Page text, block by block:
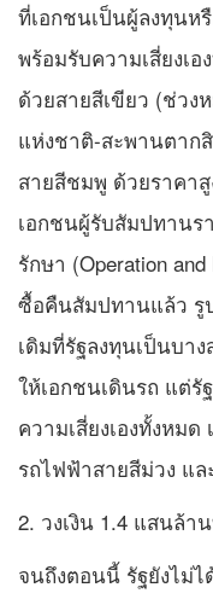
ที่เอกชนเป็นผู้ลงทุนห
พร้อมรับความเสี่ยงเ
ด้วยสายสีเขียว (ช่วง
แห่งชาติ-สะพานตาก
สายสีชมพู ด้วยราคา
เอกชนผู้รับสัมปทานร
รักษา (Operation
ซื้อคืนสัมปทานแล้ว รู
เดิมที่รัฐลงทุนเป็นบา
ให้เอกชนเดินรถ แต่รั
ความเสี่ยงเองทั้งหม
รถไฟฟ้าสายสีม่วง แ
2. วงเงิน 1.4 แสนล้า
จนถึงตอนนี้ รัฐยังไม่